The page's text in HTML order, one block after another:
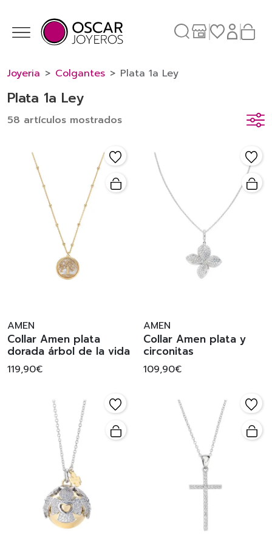
Joyeria Colgantes Plata 1a Ley
Plata 1a Ley
58 artículos mostrados
AMEN
Collar Amen plata
dorada árbol de la vida
119,90€
AMEN
Collar Amen plata y
circonitas
109,90€